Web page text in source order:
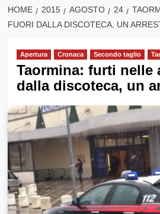
HOME 2015 AGOSTO 24
FUORI DALLA DISCOTECA, UN
Apertura Cronaca Secondo taglio
Taormina: furti nelle
dalla discoteca, un